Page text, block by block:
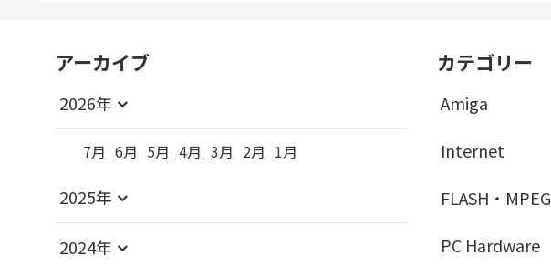
アーカイブ
2026年
7月 6月 5月 4月 3月 2月 1月
2025年
2024年
カテゴリー
Amiga
Internet
FLASH・MPEG
PC Hardware